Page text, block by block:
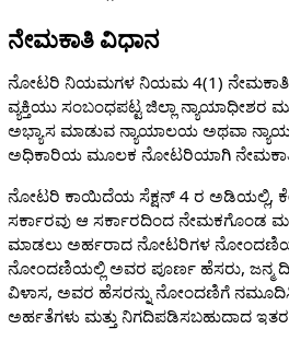
ನೇಮಕಾತಿ ವಿಧಾನ
ನೋಟರಿ ನಿಯಮಗಳ ನಿಯಮ 4(1) ನೇಮಕಾತಿ
ವ್ಯಕ್ತಿಯು ಸಂಬಂಧಪಟ್ಟ ಜಿಲ್ಲಾ ನ್ಯಾಯಾಧೀಶರ
ಅಭ್ಯಾಸ ಮಾಡುವ ನ್ಯಾಯಾಲಯ ಅಥವಾ
ಅಧಿಕಾರಿಯ ಮೂಲಕ ನೋಟರಿಯಾಗಿ
ನೋಟರಿ ಕಾಯಿದೆಯ ಸೆಕ್ಷನ್ 4 ರ ಅಡಿಯಲ್ಲಿ,
ಸರ್ಕಾರವು ಆ ಸರ್ಕಾರದಿಂದ ನೇಮಕಗೊಂಡ
ಮಾಡಲು ಅರ್ಹರಾದ ನೋಟರಿಗಳ
ನೋಂದಣಿಯಲ್ಲಿ ಅವರ ಪೂರ್ಣ ಹೆಸರು, ಜನ್ಮ
ವಿಳಾಸ, ಅವರ ಹೆಸರನ್ನು ನೋಂದಣಿಗೆ
ಅರ್ಹತೆಗಳು ಮತ್ತು ನಿಗದಿಪಡಿಸಬಹುದಾದ ಇತರ